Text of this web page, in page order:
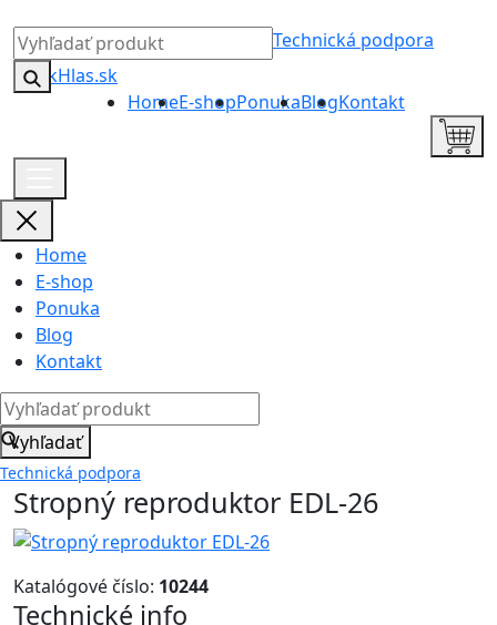
Technická podpora
HomeE-shopPonukaBlogKontakt
Home
E-shop
Ponuka
Blog
Kontakt
Vyhľadať
Technická podpora
Stropný reproduktor EDL-26
Katalógové číslo: 10244
Technické info